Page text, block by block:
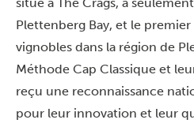
Plettenberg Bay, et le
vignobles dans la région de
Méthode Cap Classique et
reçu une reconnaissance
pour leur innovation et leur